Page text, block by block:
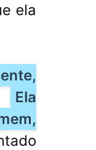
ela
Ela